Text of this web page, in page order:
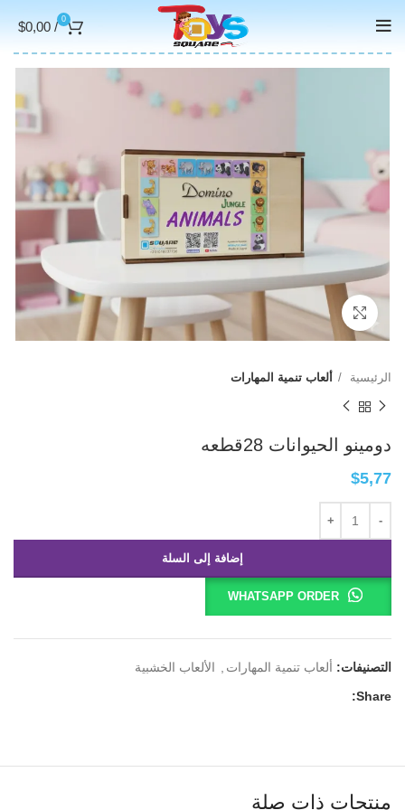
0
/
$0,00
Click to enlarge
الرئيسية ألعاب تنمية المهارات
دومينو الحيوانات 28قطعه
$5,77
إضافة إلى السلة
WHATSAPP ORDER
التصنيفات: ألعاب تنمية المهارات
الألعاب الخشبية
Share:
منتجات ذات صلة